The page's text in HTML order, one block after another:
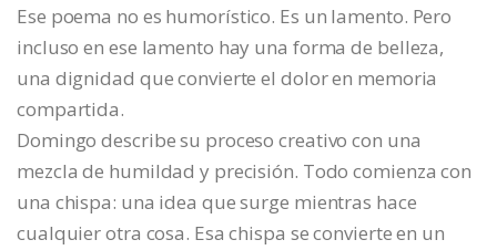
Ese poema no es humorístico. Es un lamento. Pero
incluso en ese lamento hay una forma de belleza,
una dignidad que convierte el dolor en memoria
compartida.
Domingo describe su proceso creativo con una
mezcla de humildad y precisión. Todo comienza con
una chispa: una idea que surge mientras hace
cualquier otra cosa. Esa chispa se convierte en un